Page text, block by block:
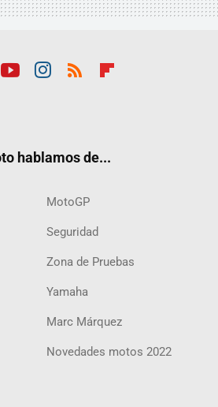
hablamos de...
MotoGP
Seguridad
Zona de Pruebas
Yamaha
Marc Márquez
Novedades motos 2022